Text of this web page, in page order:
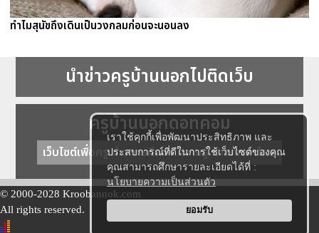
เราใช้คุกกี้เพื่อพัฒนาประสิทธิภาพ และ
ประสบการณ์ที่ดีในการใช้เว็บไซต์ของคุณ
คุณสามารถศึกษารายละเอียดได้ที่ :
นโยบายความเป็นส่วนตัว
ยอมรับ
ทำไมสุนัขถึงเดินเป็นวงกลมก่อนจะนอนลง
นำข่าวครูบ้านนอกไปติดเว็บ
ครูบ้านนอกดอทคอม
เว็บไซต์เพื่อครู ข่าวการศึกษา ความรู้ การศึกษาไทย
© 2000-2028 Kroobannok.com
All rights reserved.